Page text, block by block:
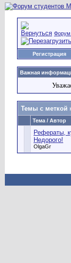
Форум
Регистрация
Важная
Темы с меткой
Тема / Автор
Рефераты,
Недорого!
OlgaGr